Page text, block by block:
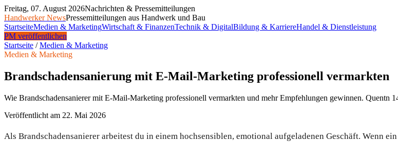
Freitag, 07. August 2026Nachrichten & Pressemitteilungen
Handwerker NewsPressemitteilungen aus Handwerk und Bau
StartseiteMedien & MarketingWirtschaft & FinanzenTechnik & DigitalBildung & KarriereHandel & Dienstleistung
PM veröffentlichen
Startseite /Medien & Marketing
Medien & Marketing
Brandschadensanierung mit E-Mail-Marketing professionell vermarkten
Wie Brandschadensanierer mit E-Mail-Marketing professionell vermarkten und mehr Empfehlungen gewinnen. Quentn
Veröffentlicht am 22. Mai 2026
Als Brandschadensanierer arbeitest du in einem hochsensiblen, emotional aufgeladenen Geschäft. Wenn